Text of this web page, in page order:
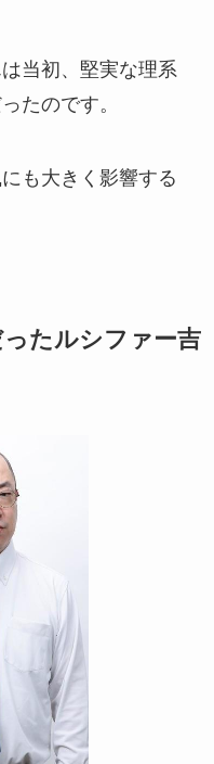
当初、堅実な理系
たのです。
も大きく影響する
たルシファー吉